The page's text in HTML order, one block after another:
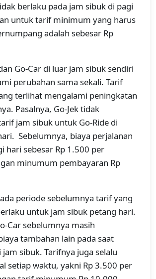
berlaku pada jam sibuk di pagi
untuk tarif minimum yang harus
adalah sebesar Rp
Go-Car di luar jam sibuk sendiri
perubahan sama sekali. Tarif
terlihat mengalami peningkatan
Pasalnya, Go-Jek tidak
jam sibuk untuk Go-Ride di
Sebelumnya, biaya perjalanan
hari sebesar Rp 1.500 per
minumum pembayaran Rp
periode sebelumnya tarif yang
untuk jam sibuk petang hari.
Car sebelumnya masih
tambahan lain pada saat
jam sibuk. Tarifnya juga selalu
setiap waktu, yakni Rp 3.500 per